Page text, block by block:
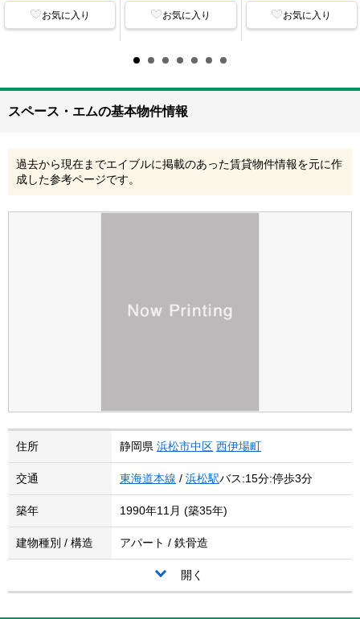
お気に入り お気に入り お気に入り
スペース・エムの基本物件情報
過去から現在までエイブルに掲載のあった賃貸物件情報を元に作
成した参考ページです。
住所 静岡県 浜松市中区 西伊場町
交通 東海道本線 / 浜松駅バス:15分:停歩3分
築年 1990年11月 (築35年)
建物種別 / 構造 アパート / 鉄骨造
開く